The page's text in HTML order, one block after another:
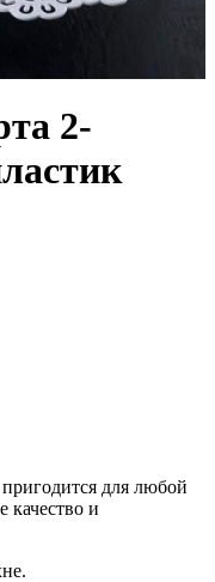
2-
для любой
качество и